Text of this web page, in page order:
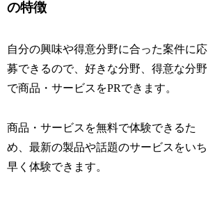
の特徴
自分の興味や得意分野に合った案件に応
募できるので、好きな分野、得意な分野
で商品・サービスをPRできます。
商品・サービスを無料で体験できるた
め、最新の製品や話題のサービスをいち
早く体験できます。